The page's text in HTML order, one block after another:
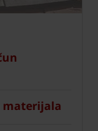
materijala